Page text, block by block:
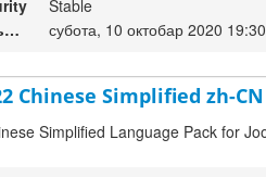
Stable
Датум објављивања верзије
субота, 10 октобар 2020 19:30
Chinese Simplified zh-
Simplified Language Pack for